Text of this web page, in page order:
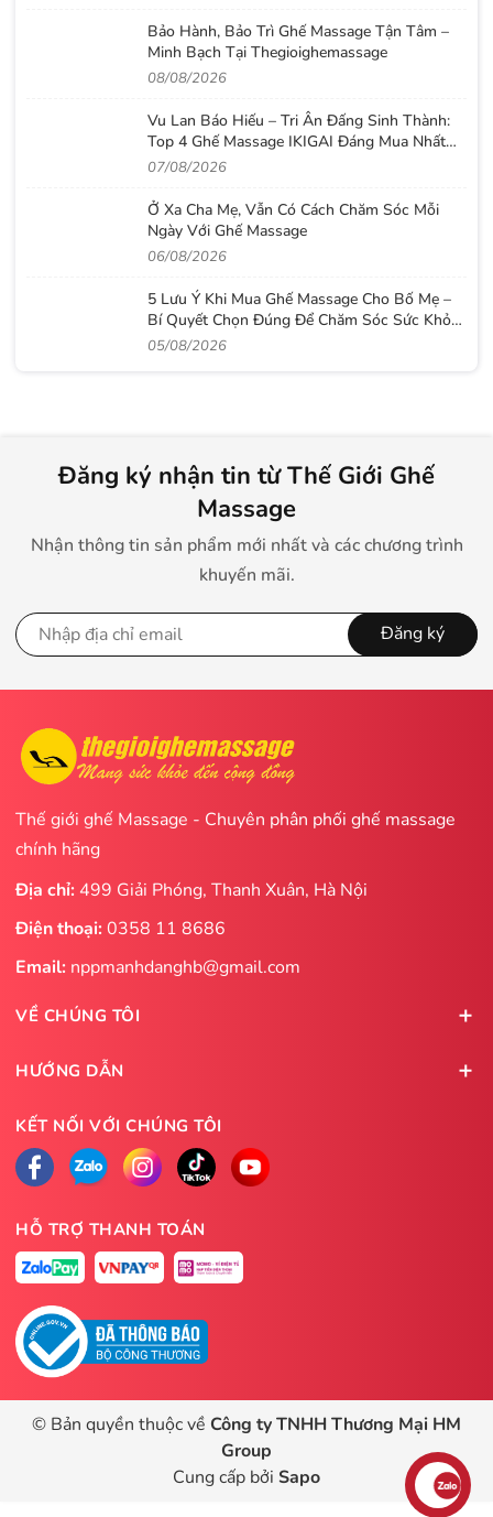
Bảo Hành, Bảo Trì Ghế Massage Tận Tâm –
Minh Bạch Tại Thegioighemassage
08/08/2026
Vu Lan Báo Hiếu – Tri Ân Đấng Sinh Thành:
Top 4 Ghế Massage IKIGAI Đáng Mua Nhất
2026
07/08/2026
Ở Xa Cha Mẹ, Vẫn Có Cách Chăm Sóc Mỗi
Ngày Với Ghế Massage
06/08/2026
5 Lưu Ý Khi Mua Ghế Massage Cho Bố Mẹ –
Bí Quyết Chọn Đúng Để Chăm Sóc Sức Khỏe
Lâu Dài
05/08/2026
Đăng ký nhận tin từ Thế Giới Ghế
Massage
Nhận thông tin sản phẩm mới nhất và các chương trình
khuyến mãi.
Đăng ký
Thế giới ghế Massage - Chuyên phân phối ghế massage
chính hãng
Địa chỉ: 499 Giải Phóng, Thanh Xuân, Hà Nội
Điện thoại:0358 11 8686
Email: nppmanhdanghb@gmail.com
VỀ CHÚNG TÔI
HƯỚNG DẪN
KẾT NỐI VỚI CHÚNG TÔI
HỖ TRỢ THANH TOÁN
© Bản quyền thuộc về Công ty TNHH Thương Mại HM
Group
Cung cấp bởi Sapo
Liên hệ